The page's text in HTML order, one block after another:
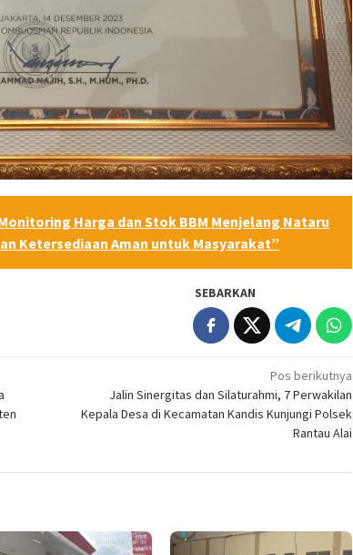
Harga dan Stok BBM Menjelang Nataru
Ketersediaan Aman untuk Masyarakat”
SEBARKAN
Pos berikutnya
Jalin Sinergitas dan Silaturahmi, 7 Perwakilan
Kepala Desa di Kecamatan Kandis Kunjungi Polsek
Rantau Alai